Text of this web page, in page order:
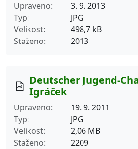
Upraveno
3. 9. 2013
Typ
JPG
Velikost
498,7 kB
Staženo
2013
Deutscher Jugend-
Igráček
Upraveno
19. 9. 2011
Typ
JPG
Velikost
2,06 MB
Staženo
2209